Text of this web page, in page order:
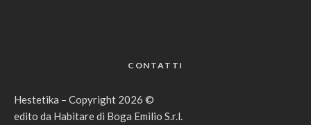
CONTATTI
Hestetika – Copyright 2026 ©
edito da Habitare di Boga Emilio S.r.l.